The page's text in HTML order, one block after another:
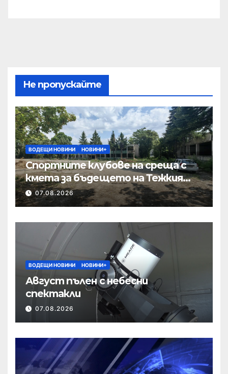
Не пропускайте
ВОДЕЩИ НОВИНИ НОВИНИ+
Спортните клубове на среща с
кмета за бъдещето на Тежкия
полк
07.08.2026
ВОДЕЩИ НОВИНИ НОВИНИ+
Август пълен с небесни
спектакли
07.08.2026